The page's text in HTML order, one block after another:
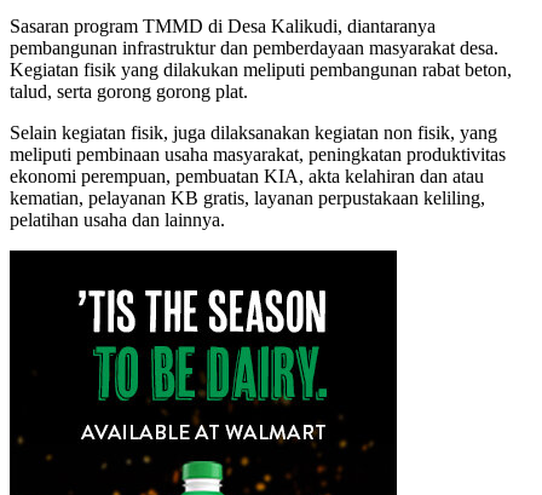
Sasaran program TMMD di Desa Kalikudi, diantaranya
pembangunan infrastruktur dan pemberdayaan masyarakat desa.
Kegiatan fisik yang dilakukan meliputi pembangunan rabat beton,
talud, serta gorong gorong plat.
Selain kegiatan fisik, juga dilaksanakan kegiatan non fisik, yang
meliputi pembinaan usaha masyarakat, peningkatan produktivitas
ekonomi perempuan, pembuatan KIA, akta kelahiran dan atau
kematian, pelayanan KB gratis, layanan perpustakaan keliling,
pelatihan usaha dan lainnya.